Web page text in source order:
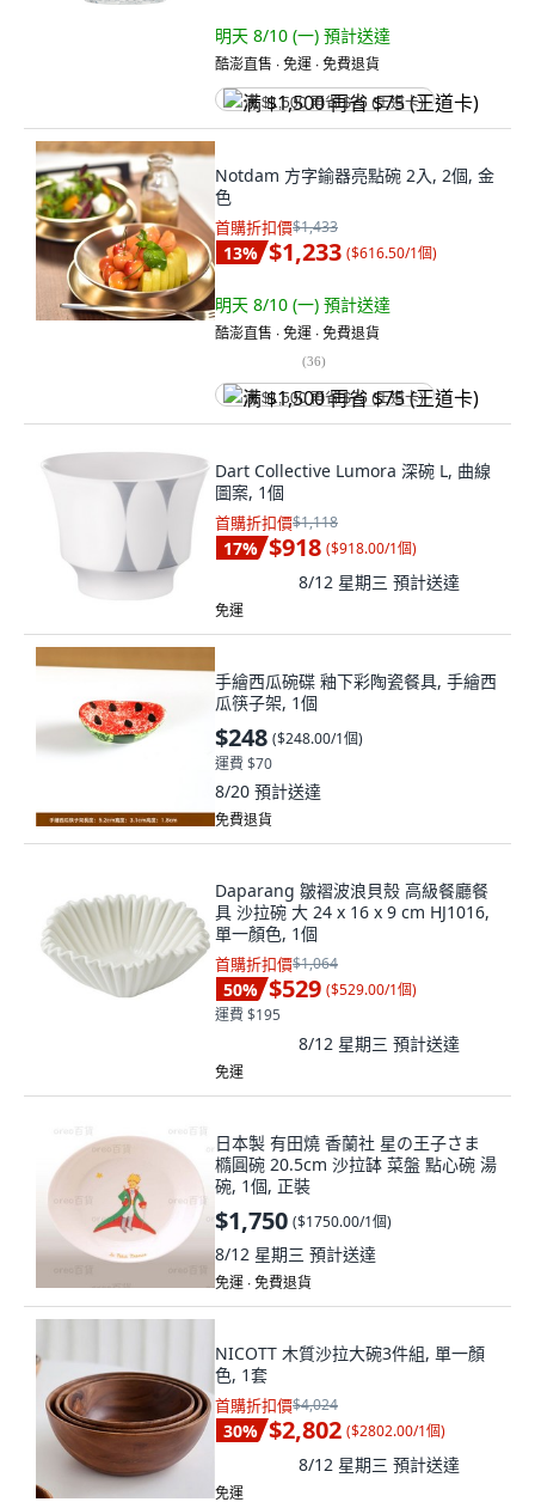
明天 8/10 (一) 預計送達
酷澎直售 ∙ 免運 ∙ 免費退貨
满 $1,500 再省 $75 (王道卡)
Notdam 方字鍮器亮點碗 2入, 2個, 金
色
首購折扣價$1,433
13% $1,233 ($616.50/1個)
明天 8/10 (一) 預計送達
酷澎直售 ∙ 免運 ∙ 免費退貨
(36)
满 $1,500 再省 $75 (王道卡)
Dart Collective Lumora 深碗 L, 曲線
圖案, 1個
首購折扣價$1,118
17% $918 ($918.00/1個)
8/12 星期三 預計送達
免運
手繪西瓜碗碟 釉下彩陶瓷餐具, 手繪西
瓜筷子架, 1個
$248 ($248.00/1個)
運費 $70
8/20 預計送達
免費退貨
Daparang 皺褶波浪貝殼 高級餐廳餐
具 沙拉碗 大 24 x 16 x 9 cm HJ1016,
單一顏色, 1個
首購折扣價$1,064
50% $529 ($529.00/1個)
運費 $195
8/12 星期三 預計送達
免運
日本製 有田燒 香蘭社 星の王子さま
橢圓碗 20.5cm 沙拉缽 菜盤 點心碗 湯
碗, 1個, 正裝
$1,750 ($1750.00/1個)
8/12 星期三 預計送達
免運 ∙ 免費退貨
NICOTT 木質沙拉大碗3件組, 單一顏
色, 1套
首購折扣價$4,024
30% $2,802 ($2802.00/1個)
8/12 星期三 預計送達
免運